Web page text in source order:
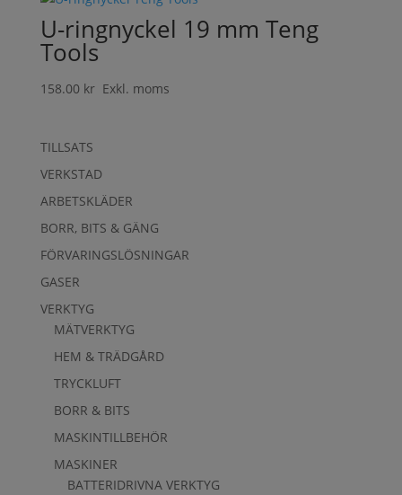
U-ringnyckel 19 mm Teng
Tools
158.00 krExkl. moms
TILLSATS
VERKSTAD
ARBETSKLÄDER
BORR, BITS & GÄNG
FÖRVARINGSLÖSNINGAR
GASER
VERKTYG
MÄTVERKTYG
HEM & TRÄDGÅRD
TRYCKLUFT
BORR & BITS
MASKINTILLBEHÖR
MASKINER
BATTERIDRIVNA VERKTYG